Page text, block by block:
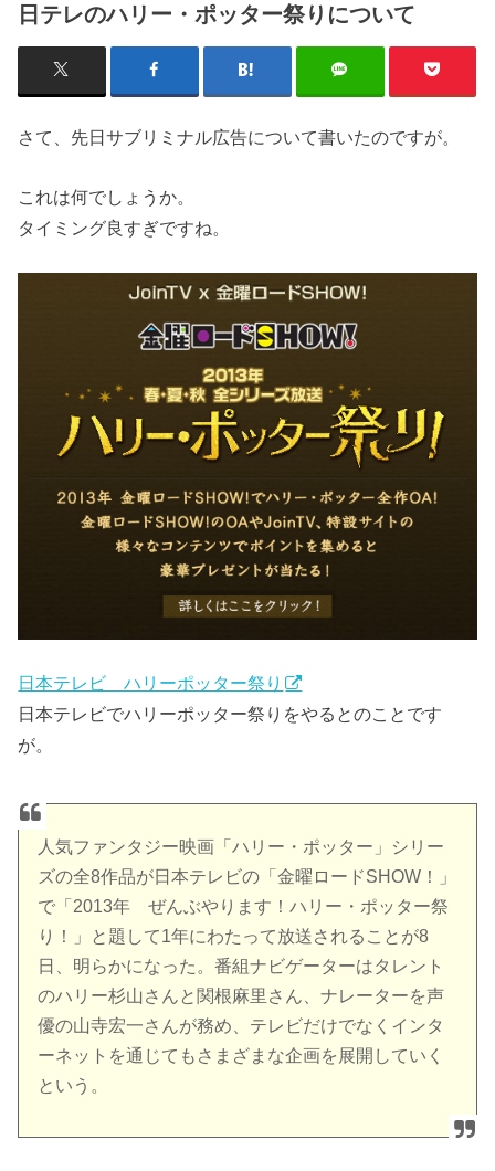
日テレのハリー・ポッター祭りについて
さて、先日サブリミナル広告について書いたのですが。
これは何でしょうか。
タイミング良すぎですね。
日本テレビ ハリーポッター祭り
日本テレビでハリーポッター祭りをやるとのことです
が。
人気ファンタジー映画「ハリー・ポッター」シリー
ズの全8作品が日本テレビの「金曜ロードSHOW！」
で「2013年 ぜんぶやります！ハリー・ポッター祭
り！」と題して1年にわたって放送されることが8
日、明らかになった。番組ナビゲーターはタレント
のハリー杉山さんと関根麻里さん、ナレーターを声
優の山寺宏一さんが務め、テレビだけでなくインタ
ーネットを通じてもさまざまな企画を展開していく
という。